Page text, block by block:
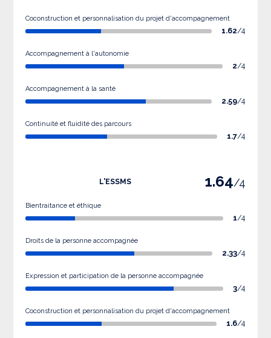
Coconstruction et personnalisation du projet d'accompagnement
1.62/4
Accompagnement à l'autonomie
2/4
Accompagnement à la santé
2.59/4
Continuité et fluidité des parcours
1.7/4
L'ESSMS 1.64/4
Bientraitance et éthique
1/4
Droits de la personne accompagnée
2.33/4
Expression et participation de la personne accompagnée
3/4
Coconstruction et personnalisation du projet d'accompagnement
1.6/4